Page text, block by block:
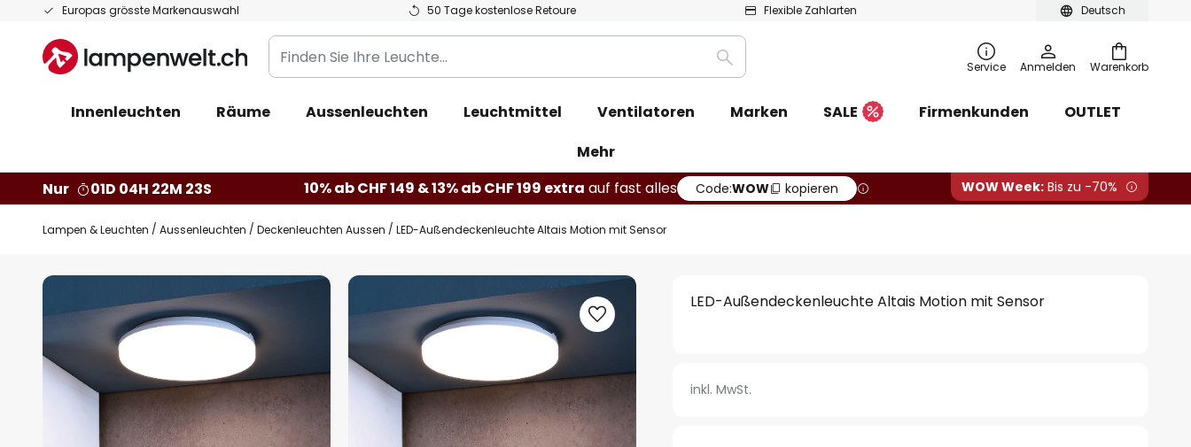
Deutsch
Europas grösste Markenauswahl 50 Tage kostenlose Retoure Flexible Zahlarten
Zum
springen
Warenkorb
Finden
Sie
Leuchte...
Suche Service Anmelden
Innenleuchten Räume Aussenleuchten Leuchtmittel Ventilatoren Marken SALE Firmenkunden
OUTLET
Mehr
Nur
01D 04H 22M 23S 10% ab CHF 149 & 13% ab CHF 199 extra auf fast alles Code:WOW kopieren WOW Week: Bis zu -70%
Lampen & Leuchten Aussenleuchten Deckenleuchten Aussen LED-Außendeckenleuchte Altais Motion mit Sensor
Zum
Ende
Bildgalerie
springen
LED-Außendeckenleuchte Altais Motion mit Sensor
inkl. MwSt.